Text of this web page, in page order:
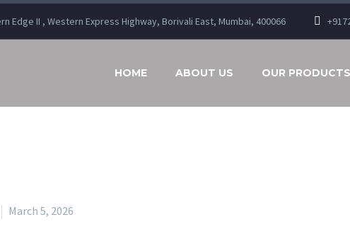
Edge II , Western Express Highway, Borivali East, Mumbai, 400066
HOME ABOUT US OUR PRODUCTS
March 5, 2026